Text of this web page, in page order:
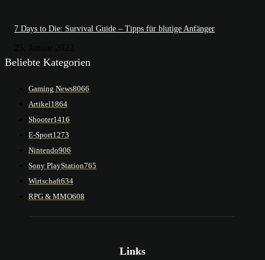
7 Days to Die: Survival Guide – Tipps für blutige Anfänger
Beliebte Kategorien
Gaming News8066
Artikel1864
Shooter1416
E-Sport1273
Nintendo906
Sony PlayStation765
Wirtschaft634
RPG & MMO608
Links